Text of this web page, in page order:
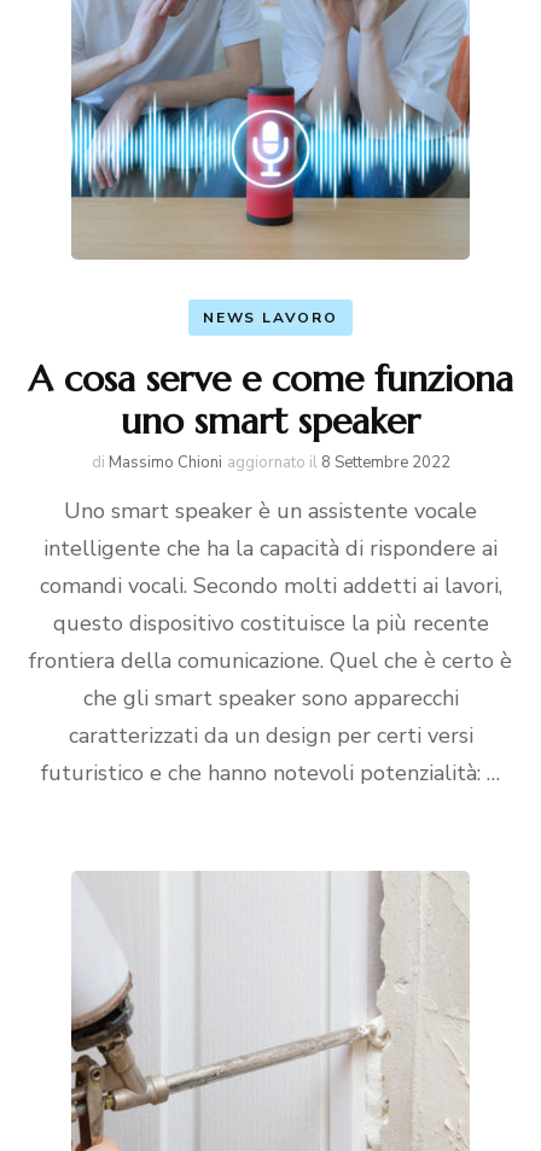
NEWS LAVORO
A cosa serve e come funziona
uno smart speaker
di Massimo Chioni aggiornato il 8 Settembre 2022
Uno smart speaker è un assistente vocale
intelligente che ha la capacità di rispondere ai
comandi vocali. Secondo molti addetti ai lavori,
questo dispositivo costituisce la più recente
frontiera della comunicazione. Quel che è certo è
che gli smart speaker sono apparecchi
caratterizzati da un design per certi versi
futuristico e che hanno notevoli potenzialità: …